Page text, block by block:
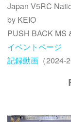
Japan V5RC
by KEIO
PUSH BACK MS
イベントページ
記録動画 （2024-